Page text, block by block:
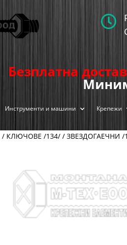

Безплатна
Инструменти и машини Крепежи
/ КЛЮЧОВЕ /134/ / ЗВЕЗДОГАЕЧНИ /